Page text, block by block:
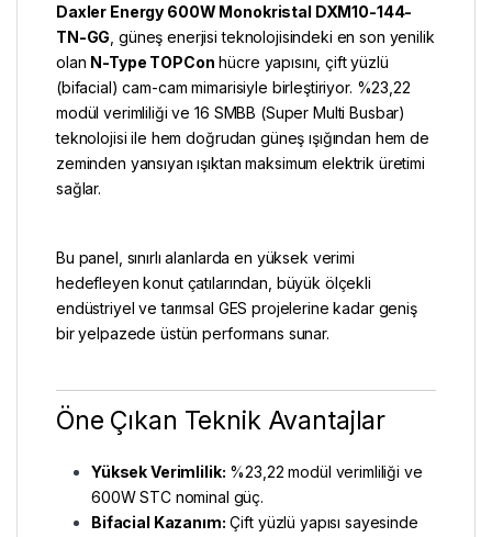
Daxler Energy 600W Monokristal DXM10-144-
TN-GG , güneş enerjisi teknolojisindeki en son yenilik
olan N-Type TOPCon hücre yapısını, çift yüzlü
(bifacial) cam-cam mimarisiyle birleştiriyor. %23,22
modül verimliliği ve 16 SMBB (Super Multi Busbar)
teknolojisi ile hem doğrudan güneş ışığından hem de
zeminden yansıyan ışıktan maksimum elektrik üretimi
sağlar.
Bu panel, sınırlı alanlarda en yüksek verimi
hedefleyen konut çatılarından, büyük ölçekli
endüstriyel ve tarımsal GES projelerine kadar geniş
bir yelpazede üstün performans sunar.
Öne Çıkan Teknik Avantajlar
Yüksek Verimlilik: %23,22 modül verimliliği ve
600W STC nominal güç.
Bifacial Kazanım: Çift yüzlü yapısı sayesinde